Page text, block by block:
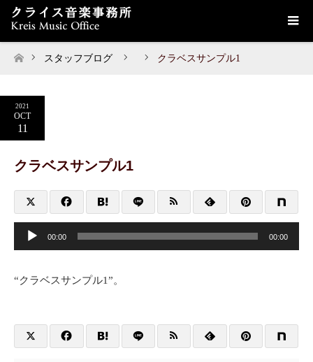
スタッフブログ クラベスサンプル1
2021
OCT
11
クラベスサンプル1
ヤ
00:00 00:00
“クラベスサンプル1”。